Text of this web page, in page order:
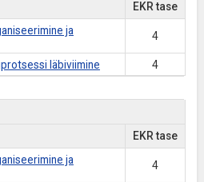
EKR tase
ja
4
läbiviimine 4
EKR tase
ja
4